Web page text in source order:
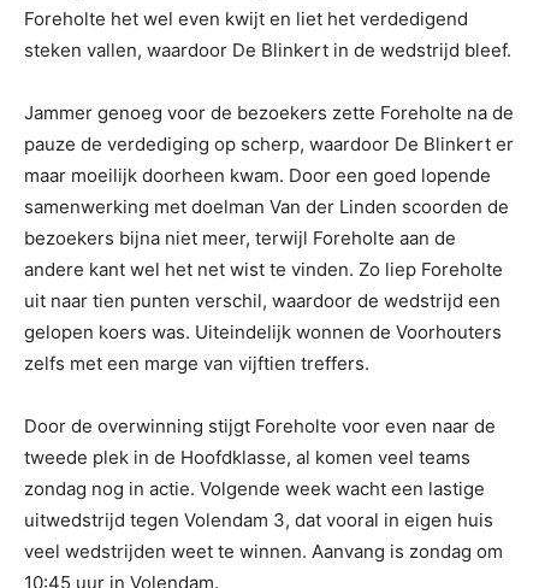
Foreholte het wel even kwijt en liet het verdedigend
steken vallen, waardoor De Blinkert in de wedstrijd bleef.
Jammer genoeg voor de bezoekers zette Foreholte na de
pauze de verdediging op scherp, waardoor De Blinkert er
maar moeilijk doorheen kwam. Door een goed lopende
samenwerking met doelman Van der Linden scoorden de
bezoekers bijna niet meer, terwijl Foreholte aan de
andere kant wel het net wist te vinden. Zo liep Foreholte
uit naar tien punten verschil, waardoor de wedstrijd een
gelopen koers was. Uiteindelijk wonnen de Voorhouters
zelfs met een marge van vijftien treffers.
Door de overwinning stijgt Foreholte voor even naar de
tweede plek in de Hoofdklasse, al komen veel teams
zondag nog in actie. Volgende week wacht een lastige
uitwedstrijd tegen Volendam 3, dat vooral in eigen huis
veel wedstrijden weet te winnen. Aanvang is zondag om
10:45 uur in Volendam.